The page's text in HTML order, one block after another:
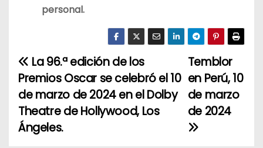
personal.
N
a
v
Temblor
en Perú, 10
de marzo
de 2024
La 96.ª edición de los
Premios Oscar se celebró el 10
de marzo de 2024 en el Dolby
Theatre de Hollywood, Los
Ángeles.